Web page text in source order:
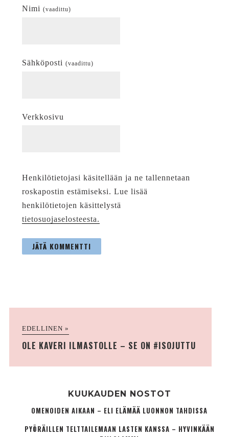
Nimi (vaadittu)
Sähköposti (vaadittu)
Verkkosivu
Henkilötietojasi käsitellään ja ne tallennetaan
roskapostin estämiseksi. Lue lisää
henkilötietojen käsittelystä
tietosuojaselosteesta.
EDELLINEN »
OLE KAVERI ILMASTOLLE – SE ON #ISOJUTTU
KUUKAUDEN NOSTOT
OMENOIDEN AIKAAN – ELI ELÄMÄÄ LUONNON TAHDISSA
PYÖRÄILLEN TELTTAILEMAAN LASTEN KANSSA – HYVINKÄÄN